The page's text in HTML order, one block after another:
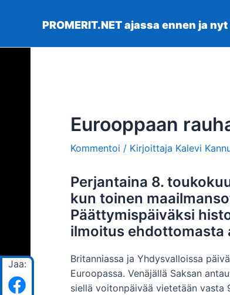
PROMERIT.NET ajassa ennen ja nyt
Eurooppaan
Kommentoi / Kirjoittaja Kalevi
Perjantaina 8.
kun toinen
Päättymispäiväksi
ilmoitus ehdottomasta
Britanniassa ja Yhdysvalloissa
Euroopassa. Venäjällä Saksan
siellä voitonpäivää vietetään vasta
Jaa: